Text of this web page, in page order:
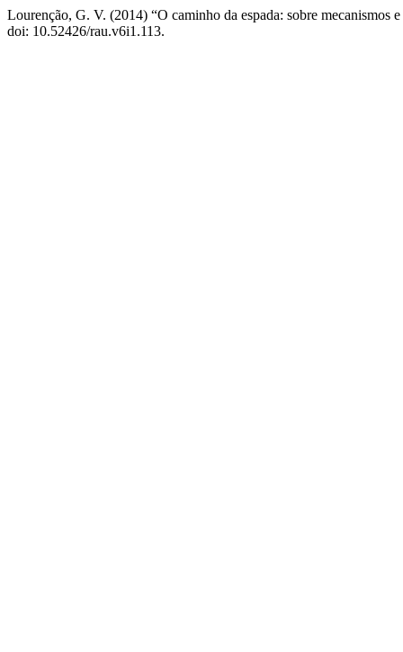
Lourenção, G. V. (2014) “O caminho da espada: sobre mecanismos
doi: 10.52426/rau.v6i1.113.